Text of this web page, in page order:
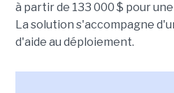
à partir de 133 000 $ pour
La solution s'accompagne
d'aide au déploiement.